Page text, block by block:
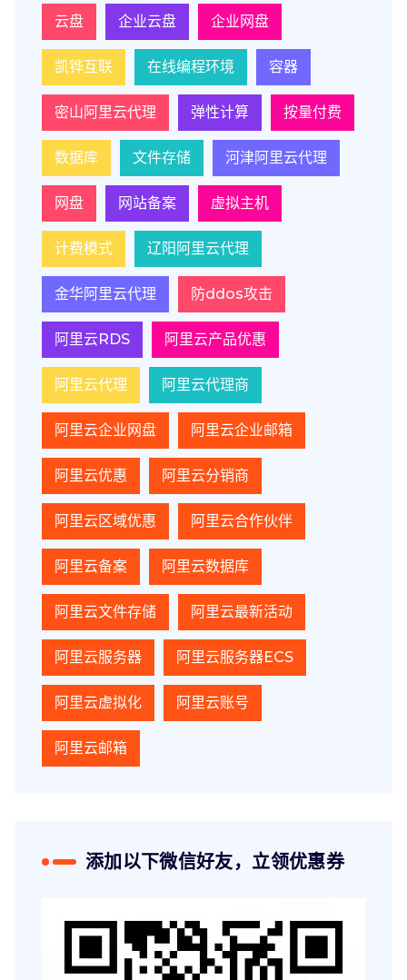
云盘 企业云盘 企业网盘
凯铧互联 在线编程环境 容器
密山阿里云代理 弹性计算 按量付费
数据库 文件存储 河津阿里云代理
网盘 网站备案 虚拟主机
计费模式 辽阳阿里云代理
金华阿里云代理 防ddos攻击
阿里云RDS 阿里云产品优惠
阿里云代理 阿里云代理商
阿里云企业网盘 阿里云企业邮箱
阿里云优惠 阿里云分销商
阿里云区域优惠 阿里云合作伙伴
阿里云备案 阿里云数据库
阿里云文件存储 阿里云最新活动
阿里云服务器 阿里云服务器ECS
阿里云虚拟化 阿里云账号
阿里云邮箱
添加以下微信好友，立领优惠券